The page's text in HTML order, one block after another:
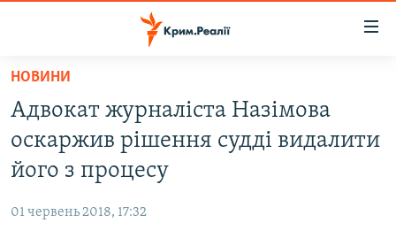
Перейти
основного
матеріалу
Перейти
до
основної
навігації
ВОДА.КРИМ
ВІДЕО ТА ФОТО
БЛОГИ
НОВИНИ
Адвокат журналіста Назімова
оскаржив рішення судді видалити
його з процесу
01 червень 2018, 17:32